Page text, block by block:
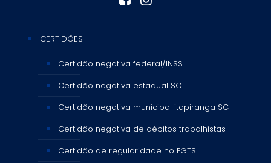
CERTIDÕES
Certidão negativa federal/INSS
Certidão negativa estadual SC
Certidão negativa municipal itapiranga SC
Certidão negativa de débitos trabalhistas
Certidão de regularidade no FGTS